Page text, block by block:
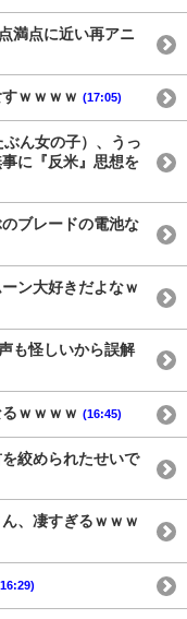
満点に近い再アニ
ｗｗｗｗ (17:05)
ぶん女の子）、うっ
に『反米』思想を
ブレードの電池な
ン大好きだよなｗ
も怪しいから誤解
ｗｗｗｗ (16:45)
絞められたせいで
、凄すぎるｗｗｗ